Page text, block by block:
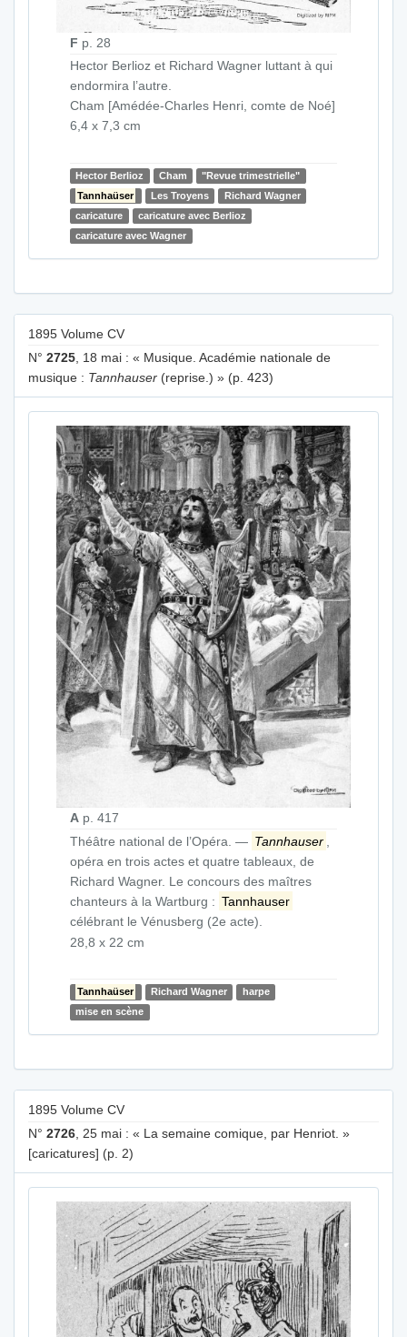
F p. 28
Hector Berlioz et Richard Wagner luttant à qui
endormira l’autre.
Cham [Amédée-Charles Henri, comte de Noé]
6,4 x 7,3 cm
Hector Berlioz Cham
"Revue trimestrielle"
Tannhaüser
Les Troyens
Richard Wagner
caricature
caricature avec Berlioz
caricature avec Wagner
1895 Volume CV
N° 2725 , 18 mai : « Musique. Académie nationale de
musique : Tannhauser (reprise.) » (p. 423)
A p. 417
Théâtre national de l’Opéra. — Tannhauser
opéra en trois actes et quatre tableaux, de
Richard Wagner. Le concours des maîtres
chanteurs à la Wartburg : Tannhauser
célébrant le Vénusberg (2e acte).
28,8 x 22 cm
Tannhaüser Richard Wagner
harpe
mise en scène
1895 Volume CV
N° 2726, 25 mai : « La semaine comique, par Henriot. »
[caricatures] (p. 2)